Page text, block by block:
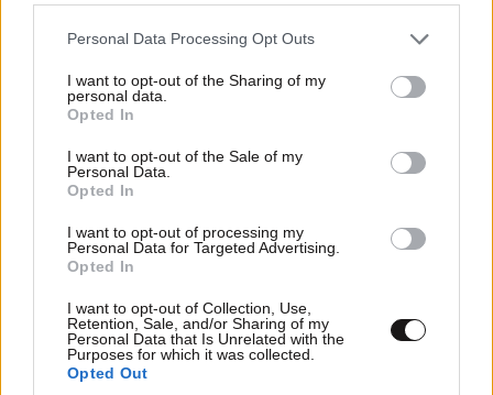
Please note that this website/app uses one or more Google
not limited to your visit or usage behaviour. You may click to
grant or deny consent to Google and its third-party tags to
use your data for below specified purposes in below Google
consent section.
Personal Data Processing Opt Outs
I want to opt-out of the Sharing of my
personal data.
Opted In
I want to opt-out of the Sale of my
Personal Data.
Opted In
I want to opt-out of processing my
Personal Data for Targeted Advertising.
Opted In
I want to opt-out of Collection, Use,
Retention, Sale, and/or Sharing of my
Personal Data that Is Unrelated with the
Purposes for which it was collected.
Opted Out
Το Ιράν ζητεί ρόλο-κλειδί στο Ορμούζ, οι ΗΠΑ
λένε «όχι» σε τέλη και άδειες – Η ναυτιλία